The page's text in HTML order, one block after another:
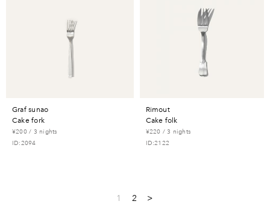
graf sunao
cake fork
¥200 / 3 nights
ID:2094
rimout
cake folk
¥220 / 3 nights
ID:2122
1 2 >